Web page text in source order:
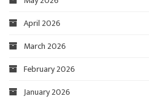
April 2026
March 2026
February 2026
January 2026